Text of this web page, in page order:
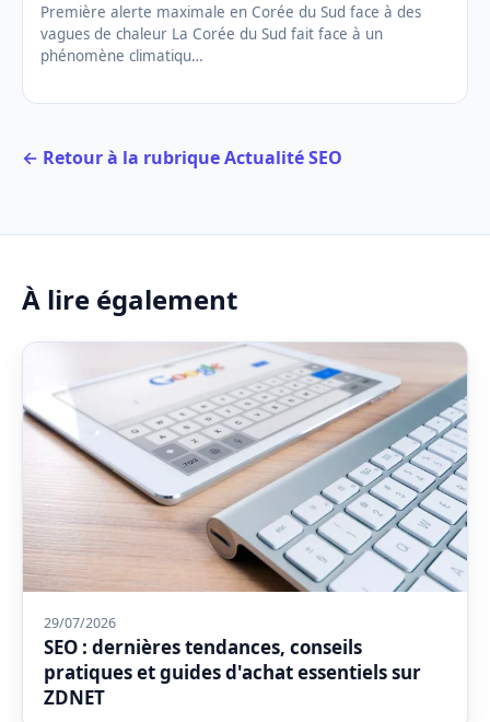
Première alerte maximale en Corée du Sud face à des
vagues de chaleur La Corée du Sud fait face à un
phénomène climatiqu…
← Retour à la rubrique Actualité SEO
À lire également
29/07/2026
SEO : dernières tendances, conseils
pratiques et guides d'achat essentiels sur
ZDNET